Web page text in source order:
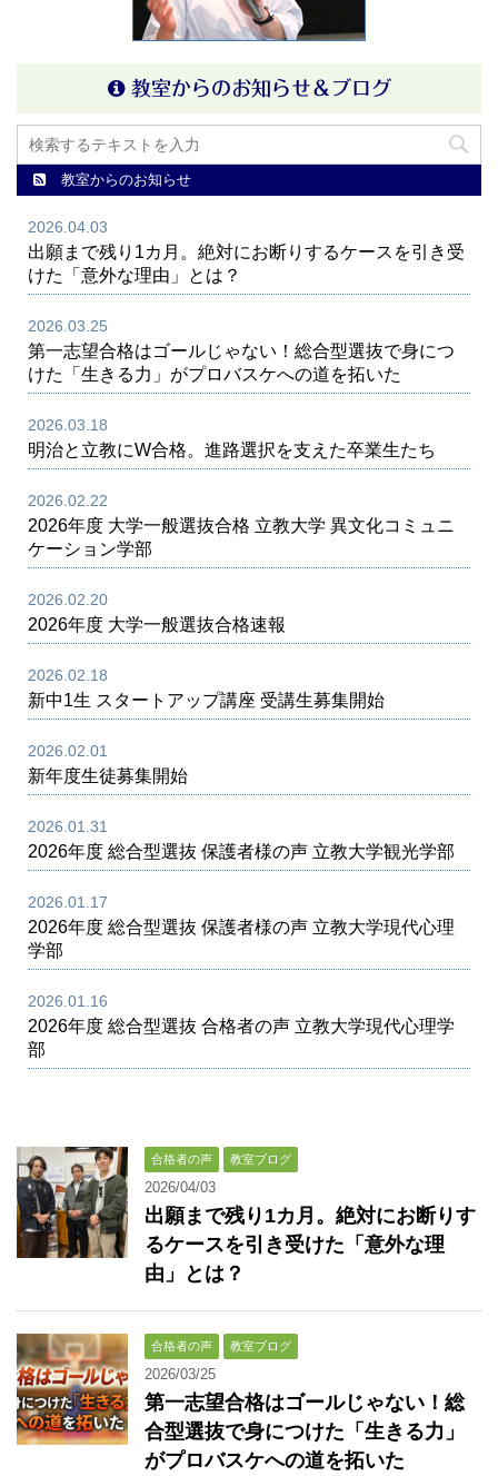
教室からのお知らせ＆ブログ
教室からのお知らせ
2026.04.03
出願まで残り1カ月。絶対にお断りするケースを引き受
けた「意外な理由」とは？
2026.03.25
第一志望合格はゴールじゃない！総合型選抜で身につ
けた「生きる力」がプロバスケへの道を拓いた
2026.03.18
明治と立教にW合格。進路選択を支えた卒業生たち
2026.02.22
2026年度 大学一般選抜合格 立教大学 異文化コミュニ
ケーション学部
2026.02.20
2026年度 大学一般選抜合格速報
2026.02.18
新中1生 スタートアップ講座 受講生募集開始
2026.02.01
新年度生徒募集開始
2026.01.31
2026年度 総合型選抜 保護者様の声 立教大学観光学部
2026.01.17
2026年度 総合型選抜 保護者様の声 立教大学現代心理
学部
2026.01.16
2026年度 総合型選抜 合格者の声 立教大学現代心理学
部
合格者の声 教室ブログ
2026/04/03
出願まで残り1カ月。絶対にお断りす
るケースを引き受けた「意外な理
由」とは？
合格者の声 教室ブログ
2026/03/25
第一志望合格はゴールじゃない！総
合型選抜で身につけた「生きる力」
がプロバスケへの道を拓いた